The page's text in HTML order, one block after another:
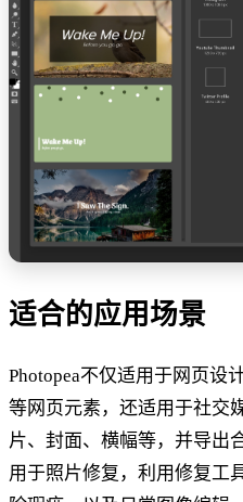
适合的应用场景
Photopea不仅适用于网页设
等网页元素，还适用于社交
片、封面、横幅等，并导出
用于照片修复，利用修复工